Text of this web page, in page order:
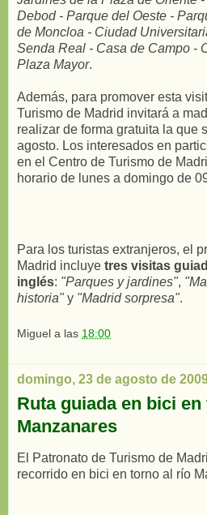
Debod - Parque del Oeste -
de Moncloa - Ciudad
Senda Real - Casa de Campo -
Plaza Mayor.
Además, para promover esta
Turismo de Madrid invitará a
realizar de forma gratuita la que
agosto. Los interesados en
en el Centro de Turismo de
horario de lunes a domingo de
Para los turistas extranjeros, el
Madrid incluye tres visitas
inglés: "Parques y jardines",
historia"y "Madrid sorpresa".
Miguel a las 18:00
domingo, 23 de agosto de
Ruta guiada en bici
Manzanares
El Patronato de Turismo de
recorrido en bici en torno al río